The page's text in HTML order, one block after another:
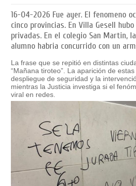
16-04-2026 Fue ayer. El fenomeno
cinco provincias. En Villa Gesell
privadas. En el colegio San Martin,
alumno habria concurrido con un
La frase que se repitió en distintas
“Mañana tiroteo”. La aparición de
despliegue de seguridad y la
mientras la Justicia investiga si el
viral en redes.